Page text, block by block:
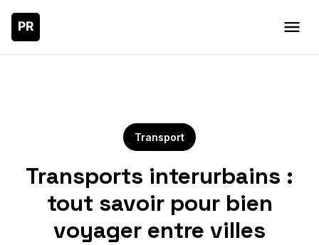
Transport
Transports interurbains :
tout savoir pour bien
voyager entre villes